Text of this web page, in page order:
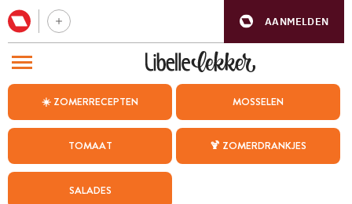
AANMELDEN
☀️ ZOMERRECEPTEN MOSSELEN
TOMAAT 🍹 ZOMERDRANKJES
SALADES
BEZOEK ONZE ANDERE WEBSITES
WEEKMENU
CHAT MET MAIA